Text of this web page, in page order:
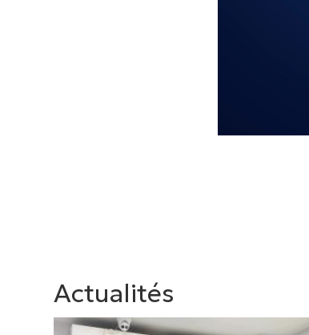
Actualités